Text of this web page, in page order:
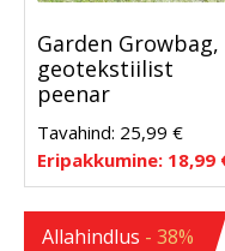
Garden Growbag,
geotekstiilist
peenar
Tavahind: 25,99 €
Eripakkumine: 18,99
Allahindlus - 38%